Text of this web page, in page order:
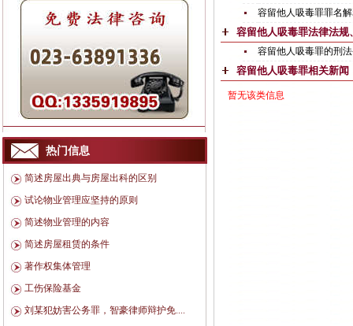
热门信息
简述房屋出典与房屋出科的区别
试论物业管理应坚持的原则
简述物业管理的内容
简述房屋租赁的条件
著作权集体管理
工伤保险基金
刘某犯妨害公务罪，智豪律师辩护免....
容留他人吸毒罪罪名
容留他人吸毒罪法律法
容留他人吸毒罪的刑
容留他人吸毒罪相关新
暂无该类信息